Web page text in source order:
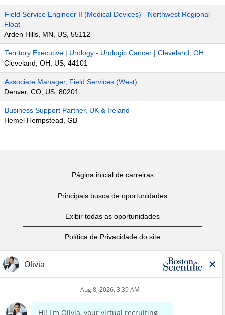
Field Service Engineer II (Medical Devices) - Northwest Regional
Float
Arden Hills, MN, US, 55112
Territory Executive | Urology - Urologic Cancer | Cleveland, OH
Cleveland, OH, US, 44101
Associate Manager, Field Services (West)
Denver, CO, US, 80201
Business Support Partner, UK & Ireland
Hemel Hempstead, GB
Página inicial de carreiras
Principais busca de oportunidades
Exibir todas as oportunidades
Política de Privacidade do site
Aviso de Direitos Autorais